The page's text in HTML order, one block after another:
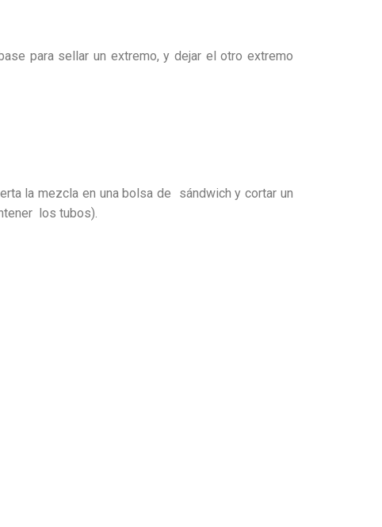
para sellar un extremo, y dejar el otro extremo
la mezcla en una bolsa de sándwich y cortar un
los tubos).